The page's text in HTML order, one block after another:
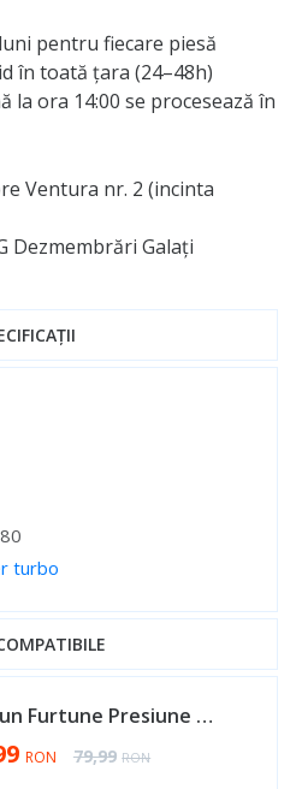
pentru fiecare piesă
în toată țara (24–48h)
ora 14:00 se procesează în
Ventura nr. 2 (incinta
Dezmembrări Galați
turbo
Furtun Furtune Presiune Aer Radiator Intercooler Peugeot 1007 1.6 HDI 2005 - 2009 Cod 9682831580 9682864680 [AV0479]
Price
RON Regular Price
79,99 RON